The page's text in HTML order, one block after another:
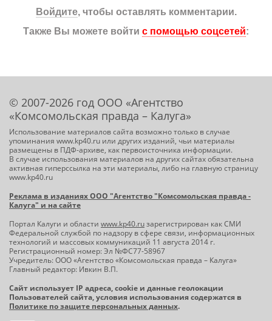
Войдите, чтобы оставлять комментарии.
Также Вы можете войти с помощью соцсетей:
© 2007-2026 год ООО «Агентство
«Комсомольская правда – Калуга»
Использование материалов сайта возможно только в случае
упоминания www.kp40.ru или других изданий, чьи материалы
размещены в ПДФ-архиве, как первоисточника информации.
В случае использования материалов на других сайтах обязательна
активная гиперссылка на эти материалы, либо на главную страницу
www.kp40.ru
Реклама в изданиях ООО "Агентство "Комсомольская правда -
Калуга" и на сайте
Портал Калуги и области www.kp40.ruзарегистрирован как СМИ
Федеральной службой по надзору в сфере связи, информационных
технологий и массовых коммуникаций 11 августа 2014 г.
Регистрационный номер: Эл №ФС77-58967
Учредитель: ООО «Агентство «Комсомольская правда – Калуга»
Главный редактор: Ивкин В.П.
Сайт использует IP адреса, cookie и данные геолокации
Пользователей сайта, условия использования содержатся в
Политике по защите персональных данных.